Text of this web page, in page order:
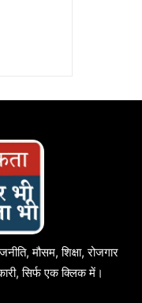
मौसम, शिक्षा, रोजगार
सिर्फ एक क्लिक में।